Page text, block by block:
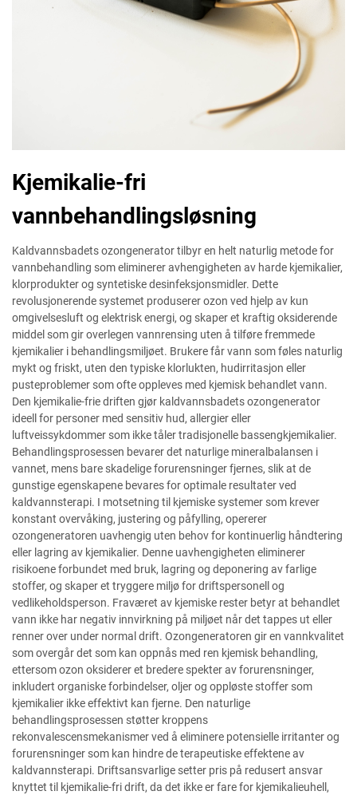
Kjemikalie-fri
vannbehandlingsløsning
Kaldvannsbadets ozongenerator tilbyr en helt naturlig metode for
vannbehandling som eliminerer avhengigheten av harde kjemikalier,
klorprodukter og syntetiske desinfeksjonsmidler. Dette
revolusjonerende systemet produserer ozon ved hjelp av kun
omgivelsesluft og elektrisk energi, og skaper et kraftig oksiderende
middel som gir overlegen vannrensing uten å tilføre fremmede
kjemikalier i behandlingsmiljøet. Brukere får vann som føles naturlig
mykt og friskt, uten den typiske klorlukten, hudirritasjon eller
pusteproblemer som ofte oppleves med kjemisk behandlet vann.
Den kjemikalie-frie driften gjør kaldvannsbadets ozongenerator
ideell for personer med sensitiv hud, allergier eller
luftveissykdommer som ikke tåler tradisjonelle bassengkjemikalier.
Behandlingsprosessen bevarer det naturlige mineralbalansen i
vannet, mens bare skadelige forurensninger fjernes, slik at de
gunstige egenskapene bevares for optimale resultater ved
kaldvannsterapi. I motsetning til kjemiske systemer som krever
konstant overvåking, justering og påfylling, opererer
ozongeneratoren uavhengig uten behov for kontinuerlig håndtering
eller lagring av kjemikalier. Denne uavhengigheten eliminerer
risikoene forbundet med bruk, lagring og deponering av farlige
stoffer, og skaper et tryggere miljø for driftspersonell og
vedlikeholdsperson. Fraværet av kjemiske rester betyr at behandlet
vann ikke har negativ innvirkning på miljøet når det tappes ut eller
renner over under normal drift. Ozongeneratoren gir en vannkvalitet
som overgår det som kan oppnås med ren kjemisk behandling,
ettersom ozon oksiderer et bredere spekter av forurensninger,
inkludert organiske forbindelser, oljer og oppløste stoffer som
kjemikalier ikke effektivt kan fjerne. Den naturlige
behandlingsprosessen støtter kroppens
rekonvalescensmekanismer ved å eliminere potensielle irritanter og
forurensninger som kan hindre de terapeutiske effektene av
kaldvannsterapi. Driftsansvarlige setter pris på redusert ansvar
knyttet til kjemikalie-fri drift, da det ikke er fare for kjemikalieuhell,